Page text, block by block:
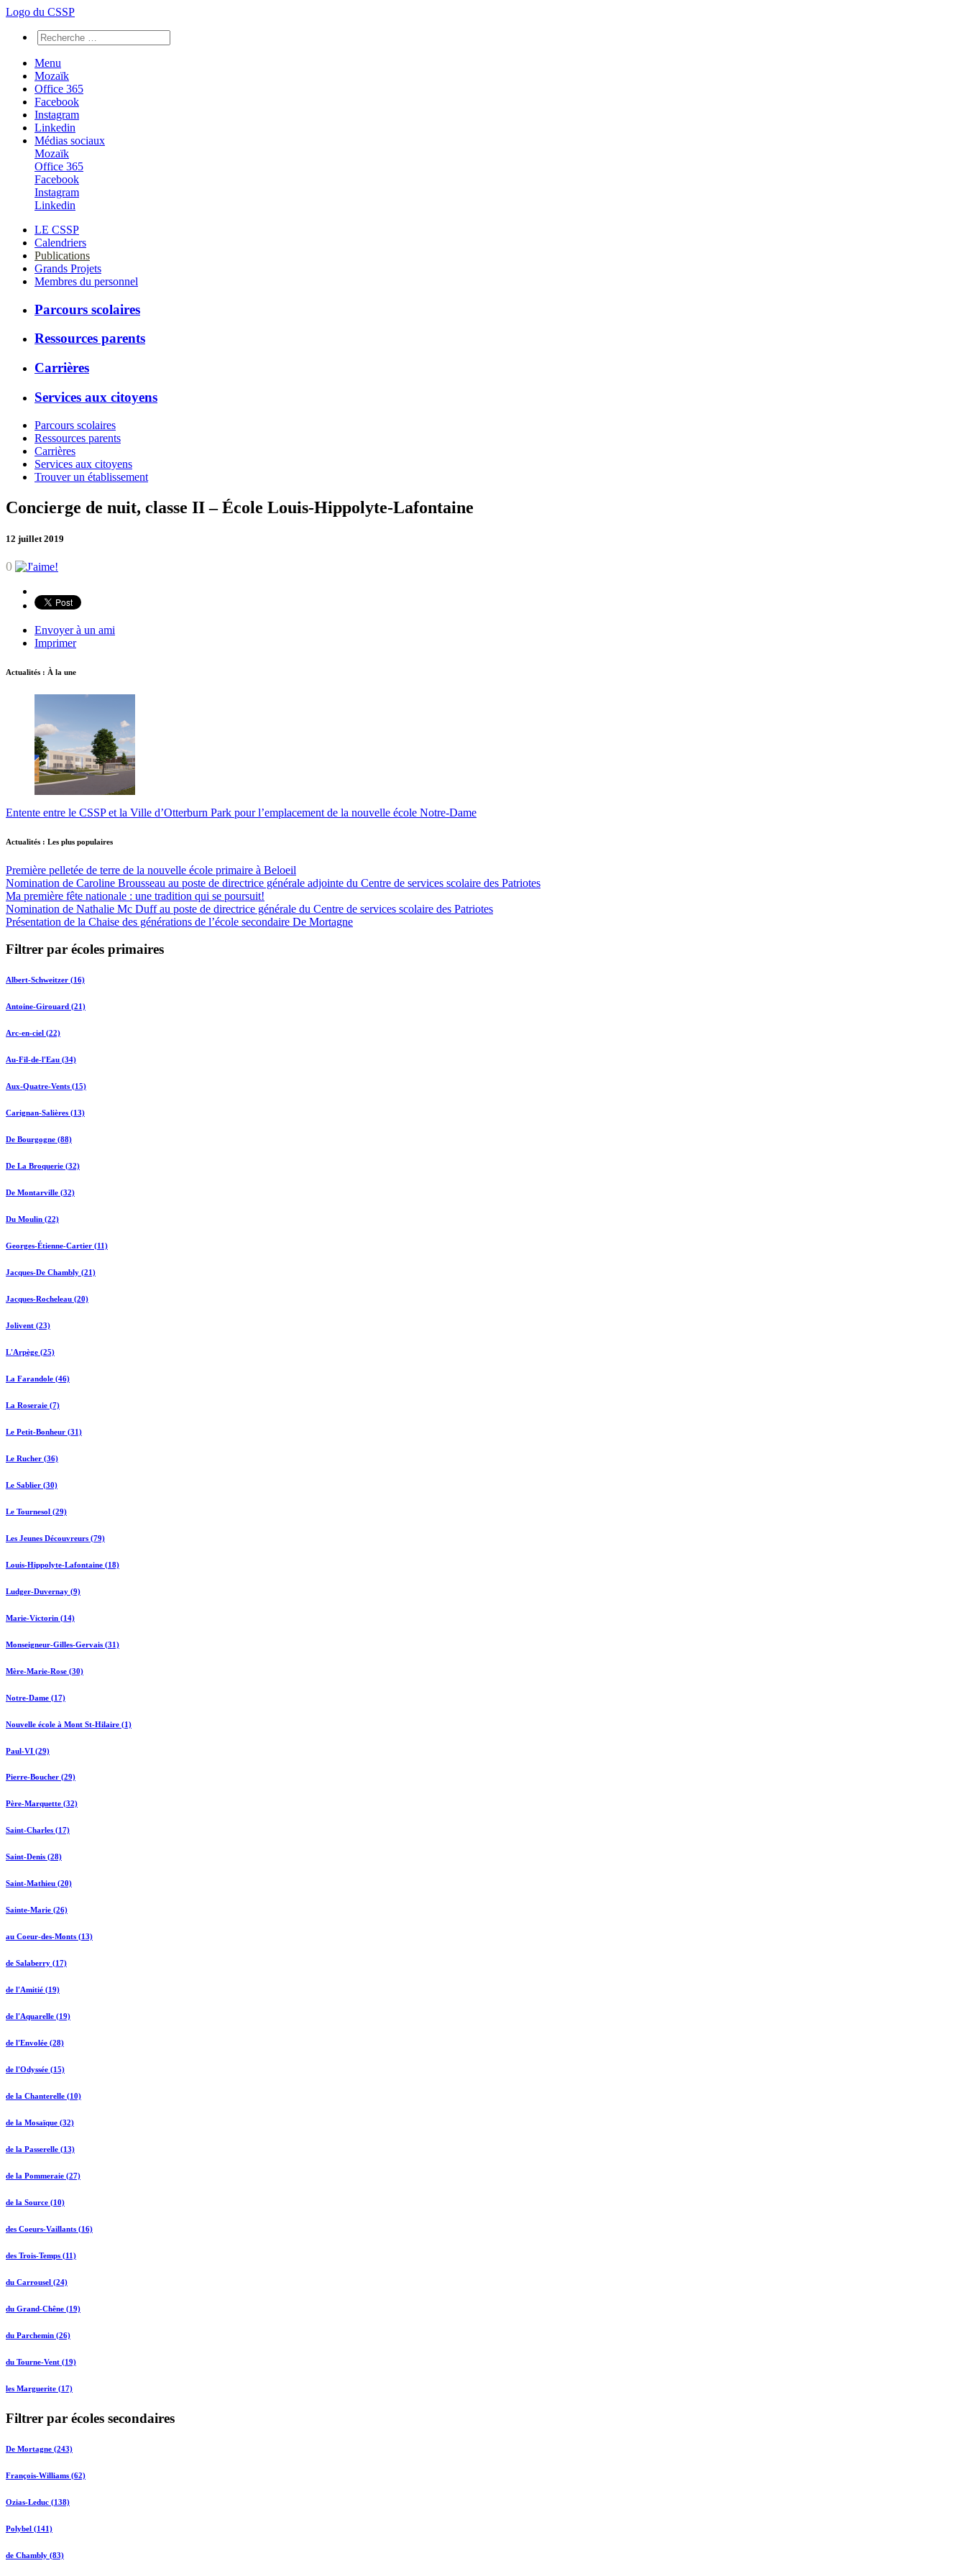
Logo du CSSP
Menu
Mozaïk
Office 365
Facebook
Instagram
Linkedin
Médias sociaux
Mozaïk
Office 365
Facebook
Instagram
Linkedin
LE CSSP
Calendriers
Publications
Grands Projets
Membres du personnel
Parcours scolaires
Ressources parents
Carrières
Services aux citoyens
Parcours scolaires
Ressources parents
Carrières
Services aux citoyens
Trouver un établissement
Concierge de nuit, classe II – École Louis-Hippolyte-Lafontaine
12 juillet 2019
0
Envoyer à un ami
Imprimer
Actualités : À la une
Entente entre le CSSP et la Ville d’Otterburn Park pour l’emplacement de la nouvelle école Notre-Dame
Actualités : Les plus populaires
Première pelletée de terre de la nouvelle école primaire à Beloeil
Nomination de Caroline Brousseau au poste de directrice générale adjointe du Centre de services scolaire des Patriotes
Ma première fête nationale : une tradition qui se poursuit!
Nomination de Nathalie Mc Duff au poste de directrice générale du Centre de services scolaire des Patriotes
Présentation de la Chaise des générations de l’école secondaire De Mortagne
Filtrer par écoles primaires
Albert-Schweitzer (16)
Antoine-Girouard (21)
Arc-en-ciel (22)
Au-Fil-de-l'Eau (34)
Aux-Quatre-Vents (15)
Carignan-Salières (13)
De Bourgogne (88)
De La Broquerie (32)
De Montarville (32)
Du Moulin (22)
Georges-Étienne-Cartier (11)
Jacques-De Chambly (21)
Jacques-Rocheleau (20)
Jolivent (23)
L'Arpège (25)
La Farandole (46)
La Roseraie (7)
Le Petit-Bonheur (31)
Le Rucher (36)
Le Sablier (30)
Le Tournesol (29)
Les Jeunes Découvreurs (79)
Louis-Hippolyte-Lafontaine (18)
Ludger-Duvernay (9)
Marie-Victorin (14)
Monseigneur-Gilles-Gervais (31)
Mère-Marie-Rose (30)
Notre-Dame (17)
Nouvelle école à Mont St-Hilaire (1)
Paul-VI (29)
Pierre-Boucher (29)
Père-Marquette (32)
Saint-Charles (17)
Saint-Denis (28)
Saint-Mathieu (20)
Sainte-Marie (26)
au Coeur-des-Monts (13)
de Salaberry (17)
de l'Amitié (19)
de l'Aquarelle (19)
de l'Envolée (28)
de l'Odyssée (15)
de la Chanterelle (10)
de la Mosaïque (32)
de la Passerelle (13)
de la Pommeraie (27)
de la Source (10)
des Coeurs-Vaillants (16)
des Trois-Temps (11)
du Carrousel (24)
du Grand-Chêne (19)
du Parchemin (26)
du Tourne-Vent (19)
les Marguerite (17)
Filtrer par écoles secondaires
De Mortagne (243)
François-Williams (62)
Ozias-Leduc (138)
Polybel (141)
de Chambly (83)